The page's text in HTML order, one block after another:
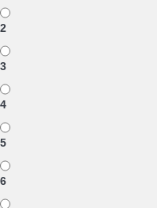
2
3
4
5
6